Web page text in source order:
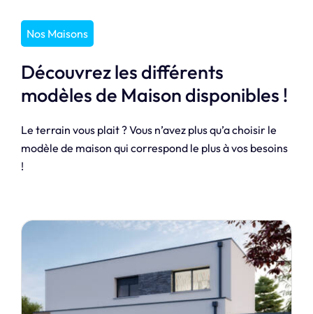
Nos Maisons
Découvrez les différents
modèles de Maison disponibles !
Le terrain vous plait ? Vous n’avez plus qu’a choisir le
modèle de maison qui correspond le plus à vos besoins
!